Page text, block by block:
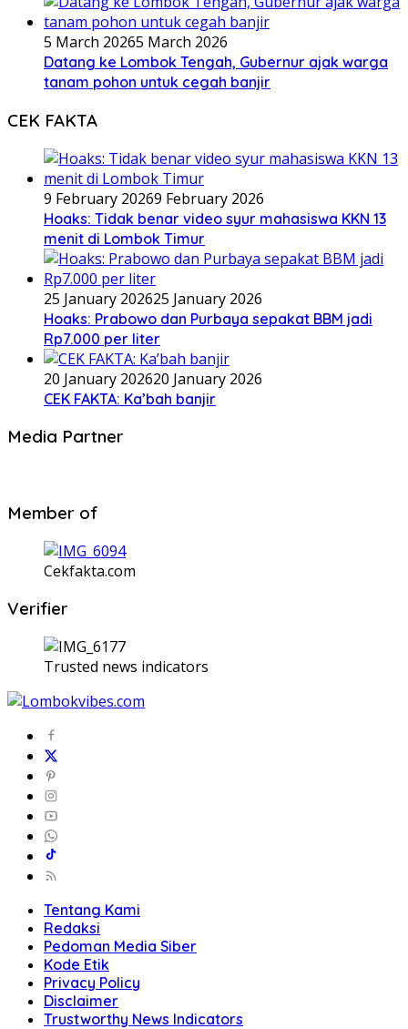
5 March 20265 March 2026
Datang ke Lombok Tengah, Gubernur ajak warga
tanam pohon untuk cegah banjir
CEK FAKTA
9 February 20269 February 2026
Hoaks: Tidak benar video syur mahasiswa KKN 13
menit di Lombok Timur
25 January 202625 January 2026
Hoaks: Prabowo dan Purbaya sepakat BBM jadi
Rp7.000 per liter
20 January 202620 January 2026
CEK FAKTA: Ka’bah banjir
Media Partner
Member of
Cekfakta.com
Verifier
Trusted news indicators
Tentang Kami
Redaksi
Pedoman Media Siber
Kode Etik
Privacy Policy
Disclaimer
Trustworthy News Indicators